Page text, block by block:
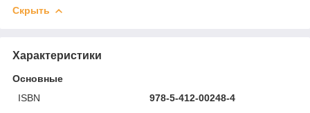
Скрыть
Характеристики
Основные
ISBN
978-5-412-00248-4